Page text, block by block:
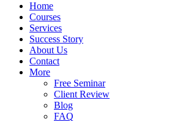
Home
Courses
Services
Success Story
About Us
Contact
More
Free Seminar
Client Review
Blog
FAQ